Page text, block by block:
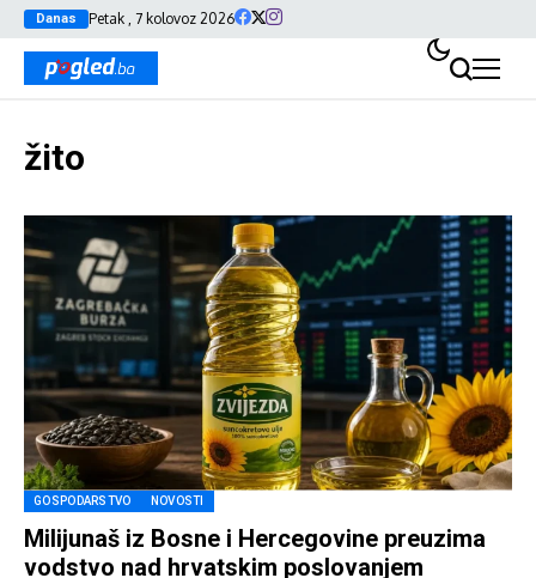
Danas Petak , 7 kolovoz 2026
žito
GOSPODARSTVO NOVOSTI
Milijunaš iz Bosne i Hercegovine preuzima
vodstvo nad hrvatskim poslovanjem